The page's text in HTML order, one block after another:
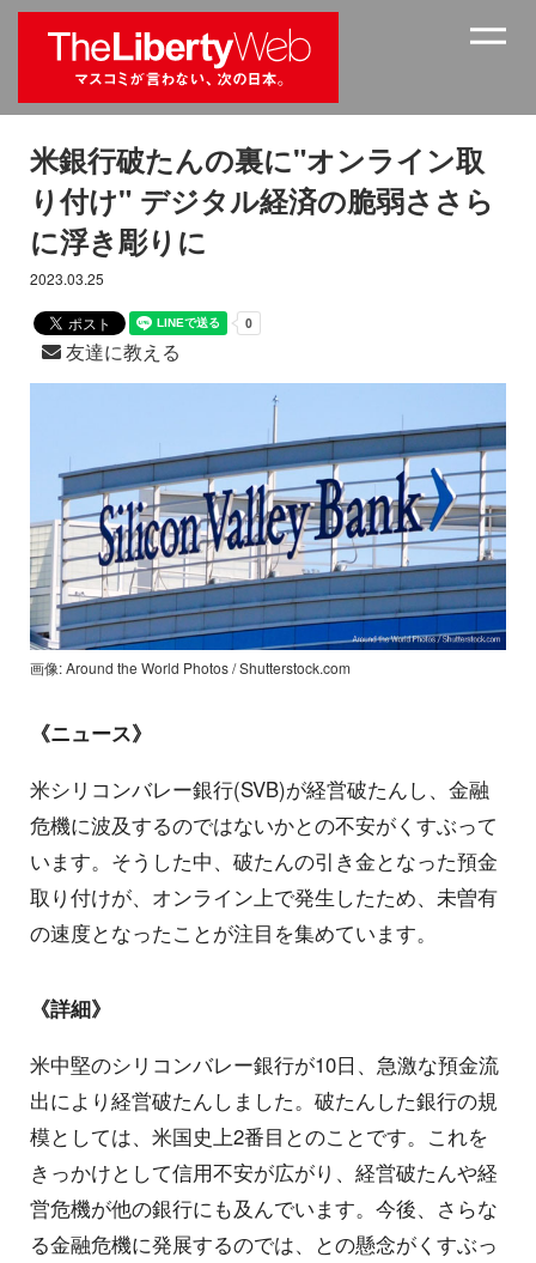
米銀行破たんの裏に"オンライン取
り付け" デジタル経済の脆弱ささら
に浮き彫りに
2023.03.25
友達に教える
画像: Around the World Photos / Shutterstock.com
《ニュース》
米シリコンバレー銀行(SVB)が経営破たんし、金融
危機に波及するのではないかとの不安がくすぶって
います。そうした中、破たんの引き金となった預金
取り付けが、オンライン上で発生したため、未曽有
の速度となったことが注目を集めています。
《詳細》
米中堅のシリコンバレー銀行が10日、急激な預金流
出により経営破たんしました。破たんした銀行の規
模としては、米国史上2番目とのことです。これを
きっかけとして信用不安が広がり、経営破たんや経
営危機が他の銀行にも及んでいます。今後、さらな
る金融危機に発展するのでは、との懸念がくすぶっ